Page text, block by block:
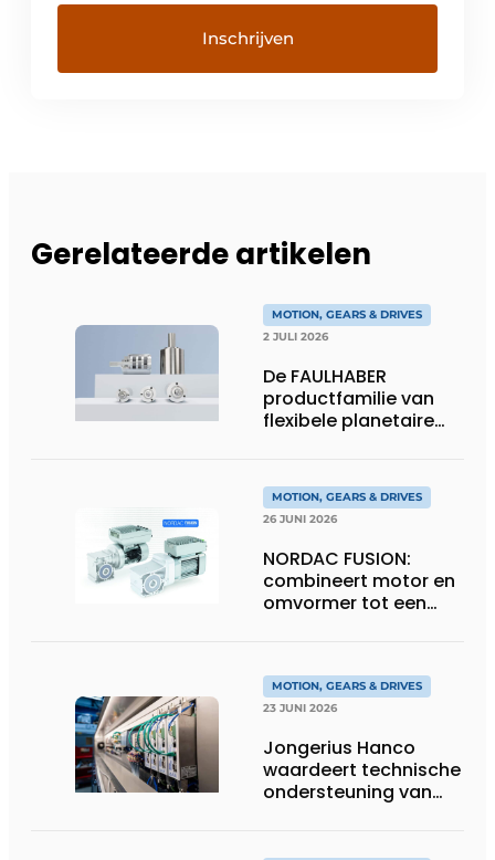
Gerelateerde artikelen
MOTION, GEARS & DRIVES
2 JULI 2026
De FAULHABER
productfamilie van
flexibele planetaire
MOTION, GEARS & DRIVES
26 JUNI 2026
NORDAC FUSION:
combineert motor en
omvormer tot een
eenheid
MOTION, GEARS & DRIVES
23 JUNI 2026
Jongerius Hanco
waardeert technische
ondersteuning van